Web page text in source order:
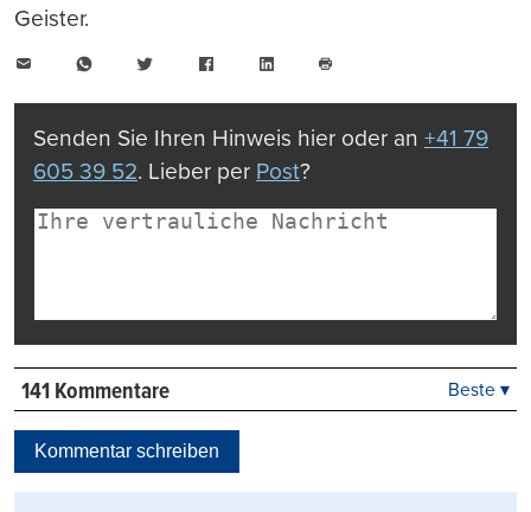
Geister.
WhatsAppTwitter FacebookLinkedIn
drucken
Senden Sie Ihren Hinweis hier oder an +41 79
605 39 52. Lieber per Post?
141 Kommentare
Kontrovers
Beste ▾
Kommentar schreiben